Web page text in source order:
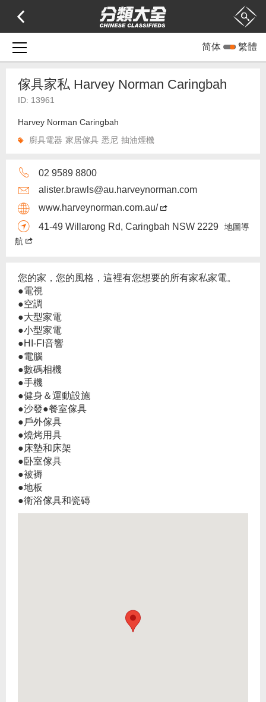
简体 繁體
傢具家私 Harvey Norman Caringbah
ID: 13961
Harvey Norman Caringbah
廚具電器 家居傢具 悉尼 抽油煙機
02 9589 8800
alister.brawls@au.harveynorman.com
www.harveynorman.com.au/
41-49 Willarong Rd, Caringbah NSW 2229
地圖導
航
您的家，您的風格，這裡有您想要的所有家私家電。
●電視
●空調
●大型家電
●小型家電
●HI-FI音響
●電腦
●數碼相機
●手機
●健身＆運動設施
●沙發●餐室傢具
●戶外傢具
●燒烤用具
●床墊和床架
●卧室傢具
●被褥
●地板
●衛浴傢具和瓷磚